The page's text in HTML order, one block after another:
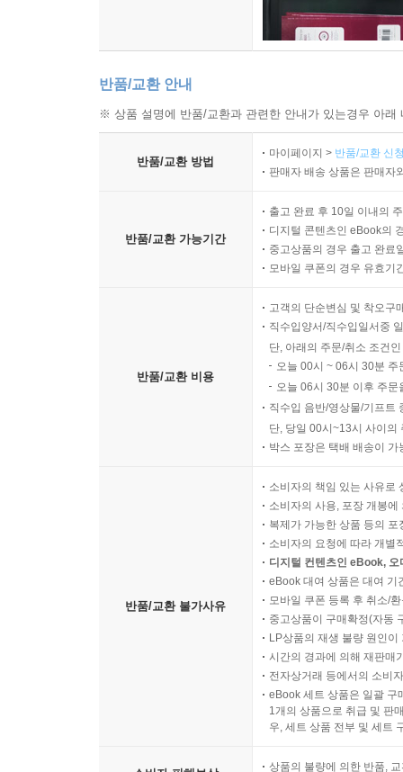
반품/교환 안내
※ 상품 설명에 반품/교환과 관련한 안내가 있는경우 아
반품/교환 방법
마이페이지 > 반품/교환 신
판매자 배송 상품은 판매자
반품/교환 가능기간
출고 완료 후 10일 이내의
디지털 콘텐츠인 eBook의
중고상품의 경우 출고 완료
모바일 쿠폰의 경우 유효기
반품/교환 비용
고객의 단순변심 및 착오구
직수입양서/직수입일서중
단, 아래의 주문/취소 조건
오늘 00시 ~ 06시 30분
오늘 06시 30분 이후 주
직수입 음반/영상물/기프트
단, 당일 00시~13시 사이의
박스 포장은 택배 배송이
반품/교환 불가사유
소비자의 책임 있는 사유로
소비자의 사용, 포장 개봉
복제가 가능한 상품 등의
소비자의 요청에 따라 개별
디지털 컨텐츠인 eBook,
eBook 대여 상품은 대여 기
모바일 쿠폰 등록 후 취소/
중고상품이 구매확정(자동
LP상품의 재생 불량 원인
시간의 경과에 의해 재판매
전자상거래 등에서의 소비
eBook 세트 상품은 일괄 구
1개의 상품으로 취급 및 판
우, 세트 상품 전부 및 세트
상품의 불량에 의한 반품,